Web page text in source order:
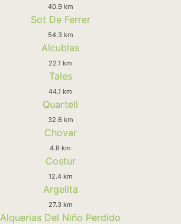
40.9 km
Sot De Ferrer
54.3 km
Alcublas
22.1 km
Tales
44.1 km
Quartell
32.6 km
Chovar
4.8 km
Costur
12.4 km
Argelita
27.3 km
Alquerias Del Niño Perdido